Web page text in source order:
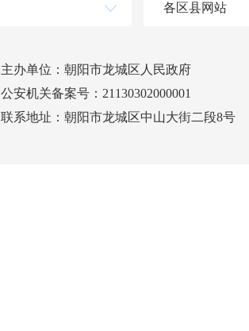
各区县网站
主办单位：朝阳市龙城区人民政府
公安机关备案号：21130302000001
联系地址：朝阳市龙城区中山大街二段8号